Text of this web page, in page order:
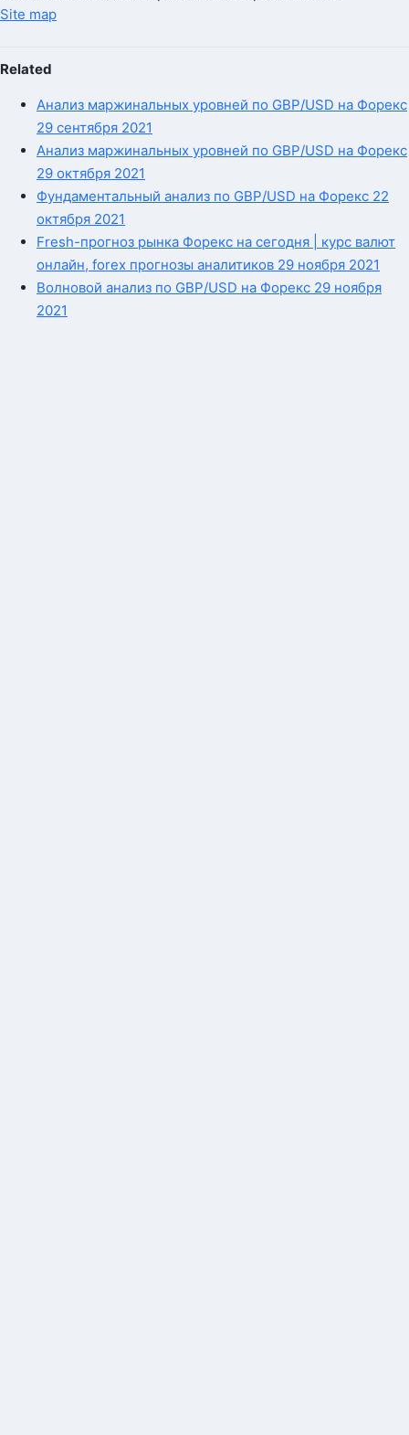
Site map
Related
Анализ маржинальных уровней по GBP/USD на Форекс
29 сентября 2021
Анализ маржинальных уровней по GBP/USD на Форекс
29 октября 2021
Фундаментальный анализ по GBP/USD на Форекс 22
октября 2021
Fresh-прогноз рынка Форекс на сегодня | курс валют
онлайн, forex прогнозы аналитиков 29 ноября 2021
Волновой анализ по GBP/USD на Форекс 29 ноября
2021